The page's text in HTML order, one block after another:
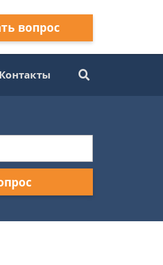
вопрос
Контакты